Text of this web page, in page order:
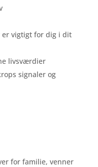
er vigtigt for dig i dit
livsværdier
signaler og
for familie, venner